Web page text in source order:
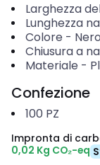
Larghezza
Lunghezza
Colore - Nero
Chiusura a
Materiale -
Confezione
100 PZ
Impronta di
0,02 Kg CO₂-eq